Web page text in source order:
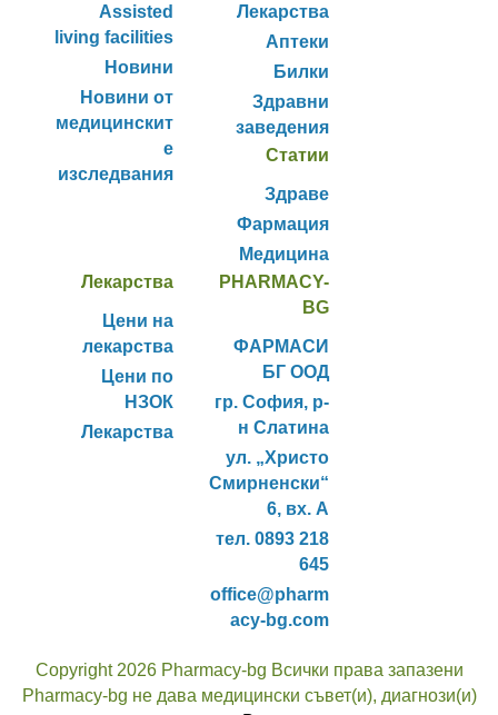
Assisted
living facilities
Новини
Новини от
медицинскит
е
изследвания
Лекарства
Аптеки
Билки
Здравни
заведения
Статии
Здраве
Фармация
Медицина
Лекарства
Цени на
лекарства
Цени по
НЗОК
Лекарства
PHARMACY-
BG
ФАРМАСИ
БГ ООД
гр. София, р-
н Слатина
ул. „Христо
Смирненски“
6, вх. А
тел. 0893 218
645
office@pharm
acy-bg.com
Copyright 2026 Pharmacy-bg Всички права запазени
Pharmacy-bg не дава медицински съвет(и), диагнози(и)